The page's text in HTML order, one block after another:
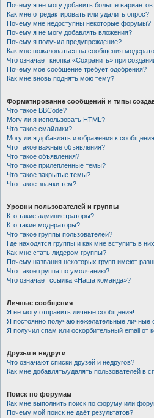
Почему я не могу добавить больше вариантов
Как мне отредактировать или удалить опрос?
Почему мне недоступны некоторые форумы?
Почему я не могу добавлять вложения?
Почему я получил предупреждение?
Как мне пожаловаться на сообщения
Что означает кнопка «Сохранить» при
Почему моё сообщение требует одобрения?
Как мне вновь поднять мою тему?
Форматирование сообщений и типы
Что такое BBCode?
Могу ли я использовать HTML?
Что такое смайлики?
Могу ли я добавлять изображения к
Что такое важные объявления?
Что такое объявления?
Что такое прилепленные темы?
Что такое закрытые темы?
Что такое значки тем?
Уровни пользователей и группы
Кто такие администраторы?
Кто такие модераторы?
Что такое группы пользователей?
Где находятся группы и как мне вступить в
Как мне стать лидером группы?
Почему названия некоторых групп имеют
Что такое группа по умолчанию?
Что означает ссылка «Наша команда»?
Личные сообщения
Я не могу отправить личные сообщения!
Я постоянно получаю нежелательные личные
Я получил спам или оскорбительный email от
Друзья и недруги
Что означают списки друзей и недругов?
Как мне добавлять/удалять пользователей в
Поиск по форумам
Как мне выполнить поиск по форуму или
Почему мой поиск не даёт результатов?